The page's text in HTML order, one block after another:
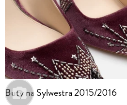
Buty na Sylwestra 2015/2016